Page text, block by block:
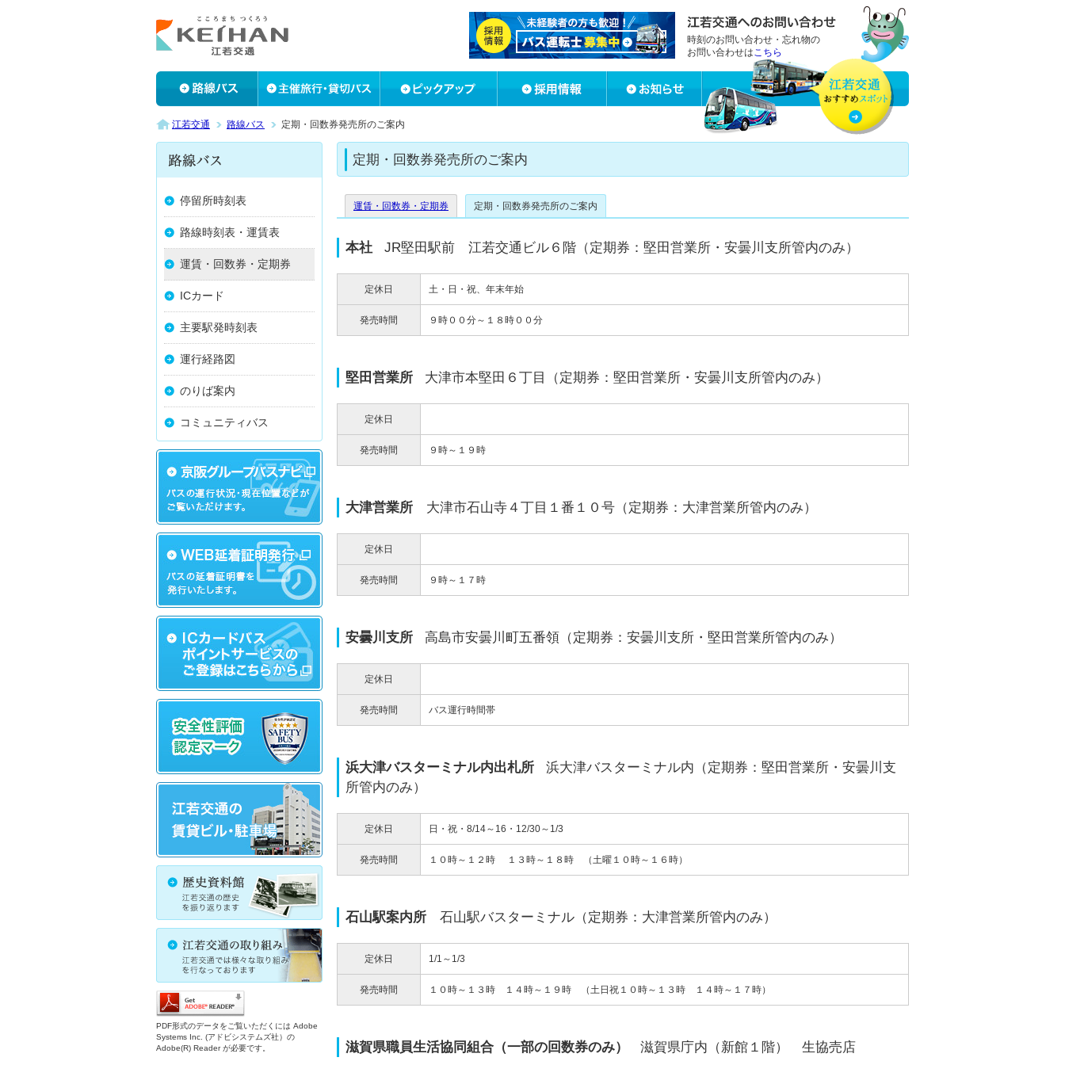
時刻のお問い合わせ・忘れ物の
お問い合わせはこちら
江若交通 路線バス 定期・回数券発売所のご案内
停留所時刻表
路線時刻表・運賃表
運賃・回数券・定期券
ICカード
主要駅発時刻表
運行経路図
のりば案内
コミュニティバス
PDF形式のデータをご覧いただくには Adobe
Systems Inc. (アドビシステムズ社）の
Adobe(R) Reader が必要です。
定期・回数券発売所のご案内
運賃・回数券・定期券 定期・回数券発売所のご案内
本社 JR堅田駅前 江若交通ビル６階（定期券：堅田営業所・安曇川支所管内のみ）
定休日 土・日・祝、年末年始
発売時間 ９時００分～１８時００分
堅田営業所 大津市本堅田６丁目（定期券：堅田営業所・安曇川支所管内のみ）
定休日
発売時間 ９時～１９時
大津営業所 大津市石山寺４丁目１番１０号（定期券：大津営業所管内のみ）
定休日
発売時間 ９時～１７時
安曇川支所 高島市安曇川町五番領（定期券：安曇川支所・堅田営業所管内のみ）
定休日
発売時間 バス運行時間帯
浜大津バスターミナル内出札所
浜大津バスターミナル内（定期券：堅田営業所・安曇川支
所管内のみ）
定休日 日・祝・8/14～16・12/30～1/3
発売時間 １０時～１２時 １３時～１８時 （土曜１０時～１６時）
石山駅案内所 石山駅バスターミナル（定期券：大津営業所管内のみ）
定休日 1/1～1/3
発売時間 １０時～１３時 １４時～１９時 （土日祝１０時～１３時 １４時～１７時）
滋賀県職員生活協同組合（一部の回数券のみ） 滋賀県庁内（新館１階） 生協売店